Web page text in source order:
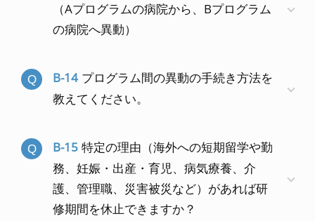
（Aプログラムの病院から、Bプログラム
の病院へ異動）
B-14 プログラム間の異動の手続き方法を
教えてください。
B-15 特定の理由（海外への短期留学や勤
務、妊娠・出産・育児、病気療養、介
護、管理職、災害被災など）があれば研
修期間を休止できますか？